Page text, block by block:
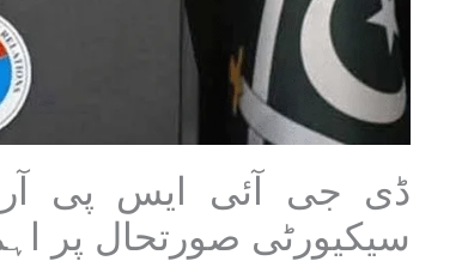
ڈی جی آئی ایس پی آر
سیکیورٹی صورتحال پر